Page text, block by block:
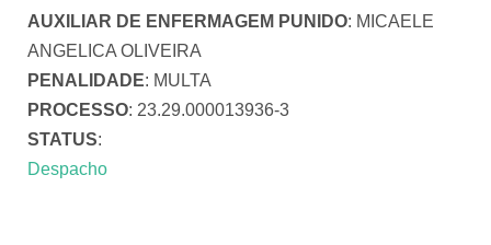
AUXILIAR DE ENFERMAGEM PUNIDO: MICAELE
ANGELICA OLIVEIRA
PENALIDADE: MULTA
PROCESSO: 23.29.000013936-3
STATUS:
Despacho